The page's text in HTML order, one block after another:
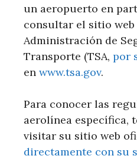
un aeropuerto en
consultar el sitio
Administración de
Transporte (TSA, por
en www.tsa.gov.
Para conocer las
aerolínea específica,
visitar su sitio web
directamente con su